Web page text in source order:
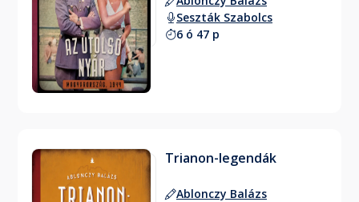
Seszták Szabolcs
6 ó 47 p
Trianon-legendák
Ablonczy Balázs